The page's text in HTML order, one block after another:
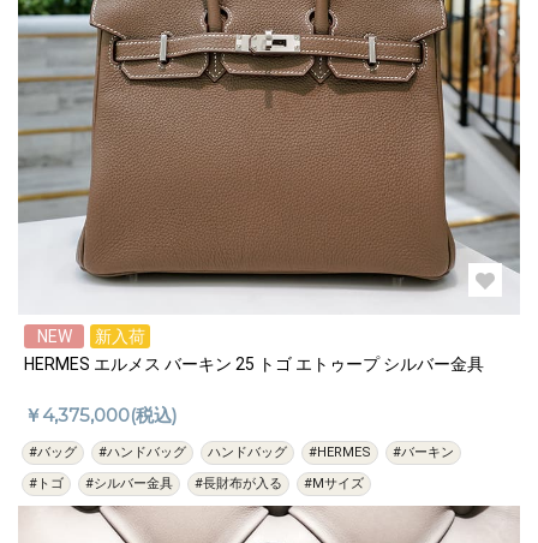
NEW
新入荷
HERMES エルメス バーキン 25 トゴ エトゥープ シルバー金具
￥4,375,000(税込)
#バッグ #ハンドバッグ ハンドバッグ #HERMES
#バーキン
#トゴ
#シルバー金具 #長財布が入る #Mサイズ